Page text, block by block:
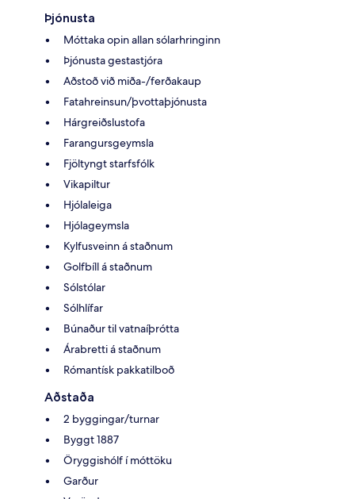
Þjónusta
Móttaka opin allan sólarhringinn
Þjónusta gestastjóra
Aðstoð við miða-/ferðakaup
Fatahreinsun/þvottaþjónusta
Hárgreiðslustofa
Farangursgeymsla
Fjöltyngt starfsfólk
Vikapiltur
Hjólaleiga
Hjólageymsla
Kylfusveinn á staðnum
Golfbíll á staðnum
Sólstólar
Sólhlífar
Búnaður til vatnaíþrótta
Árabretti á staðnum
Rómantísk pakkatilboð
Aðstaða
2 byggingar/turnar
Byggt 1887
Öryggishólf í móttöku
Garður